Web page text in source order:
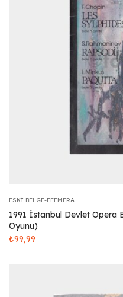
ESKI BELGE-EFEMERA
1991 İstanbul Devlet Opera
Oyunu)
₺99,99